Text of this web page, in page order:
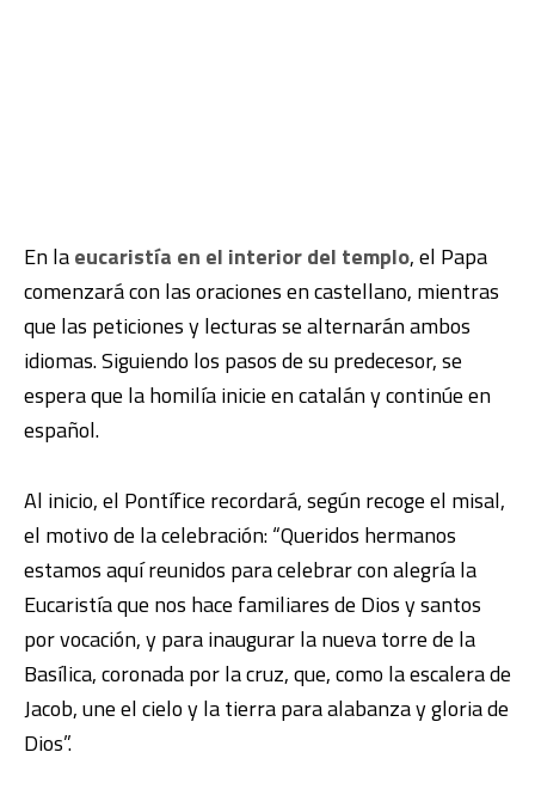
En laeucaristía en el interior del templo, el Papa
comenzará con las oraciones en castellano, mientras
que las peticiones y lecturas se alternarán ambos
idiomas. Siguiendo los pasos de su predecesor, se
espera que la homilía inicie en catalán y continúe en
español.
Al inicio, el Pontífice recordará, según recoge el misal,
el motivo de la celebración: “Queridos hermanos
estamos aquí reunidos para celebrar con alegría la
Eucaristía que nos hace familiares de Dios y santos
por vocación, y para inaugurar la nueva torre de la
Basílica, coronada por la cruz, que, como la escalera de
Jacob, une el cielo y la tierra para alabanza y gloria de
Dios”.